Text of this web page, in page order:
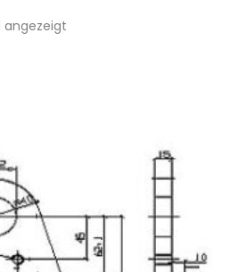
angezeigt